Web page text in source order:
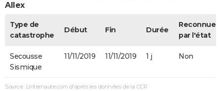
Allex
Type de
catastrophe
Début Fin Durée
Reconnue
par l'état
Secousse
Sismique
11/11/2019 11/11/2019 1 j Non
Source : Linternaute.com d'après les données de la CCR